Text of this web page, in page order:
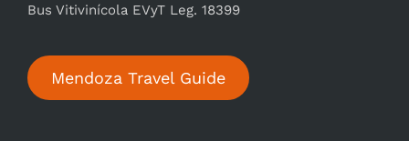
Bus Vitivinícola EVyT Leg. 18399
Mendoza Travel Guide